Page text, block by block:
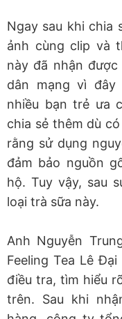
Ngay sau khi chia
ảnh cùng clip và
này đã nhận
dân mạng vì
nhiều bạn trẻ ưa
chia sẻ thêm dù
rằng sử dụng
đảm bảo nguồn
hộ. Tuy vậy, sau
loại trà sữa này.
Anh Nguyễn
Feeling Tea Lê
điều tra, tìm hiểu
trên. Sau khi